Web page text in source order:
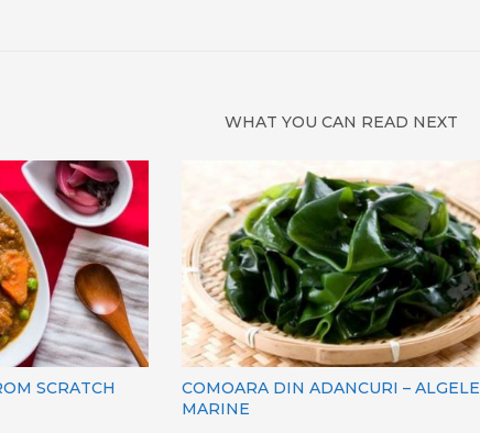
WHAT YOU CAN READ NEXT
SCRATCH
COMOARA DIN ADANCURI – ALGELE
MARINE